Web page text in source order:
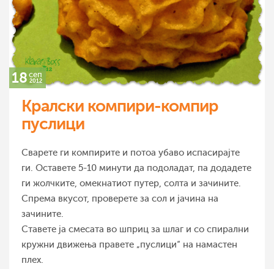
18 сеп
2012
Кралски компири-компир
пуслици
Сварете ги компирите и потоа убаво испасирајте
ги. Оставете 5-10 минути да подоладат, па додадете
ги жолчките, омекнатиот путер, солта и зачините.
Спрема вкусот, проверете за сол и јачина на
зачините.
Ставете ја смесата во шприц за шлаг и со спирални
кружни движења правете „пуслици“ на намастен
плех.